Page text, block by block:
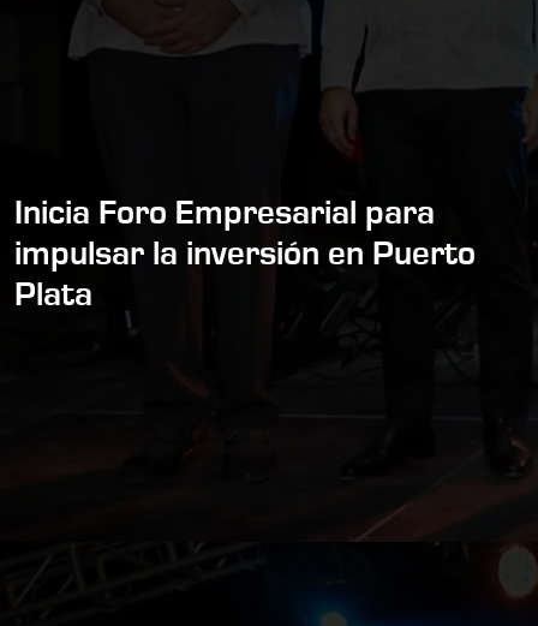
Inicia Foro Empresarial para
impulsar la inversión en Puerto
Plata